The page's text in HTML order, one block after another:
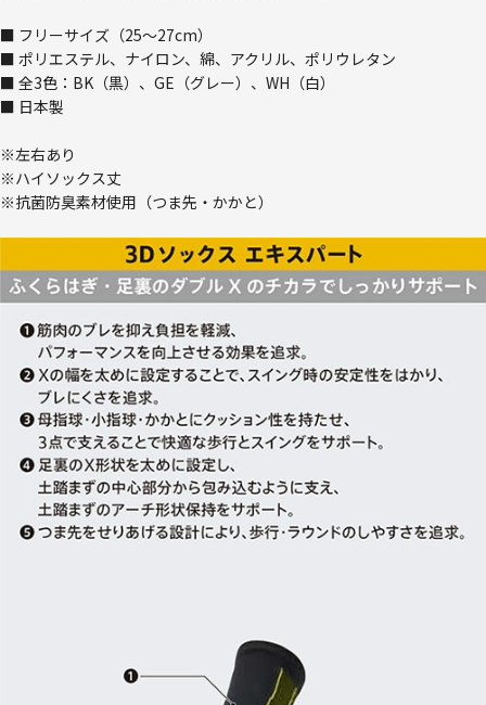
■ フリーサイズ（25～27cm）
■ ポリエステル、ナイロン、綿、アクリル、ポリウレタン
■ 全3色：BK（黒）、GE（グレー）、WH（白）
■ 日本製
※左右あり
※ハイソックス丈
※抗菌防臭素材使用（つま先・かかと）